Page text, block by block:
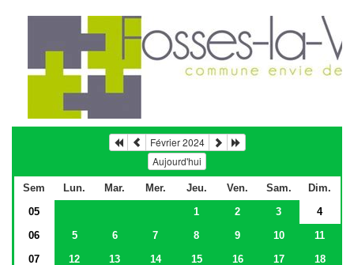
Février 2024
Aujourd'hui
Sem Lun. Mar. Mer. Jeu. Ven. Sam.
Dim.
05
1 2 3
4
06
5 6 7 8 9 10
11
07
12 13 14 15 16 17
18